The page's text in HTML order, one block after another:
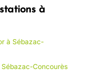
à
à Sébazac-
Concourès